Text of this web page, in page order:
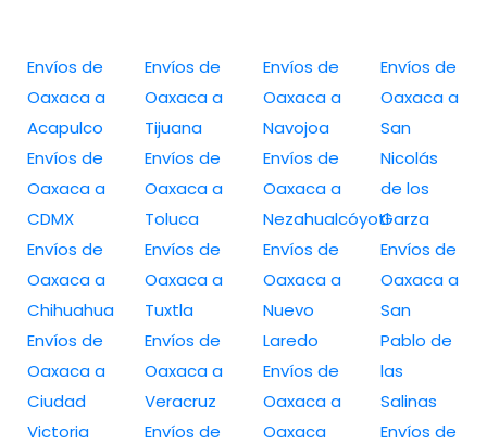
Envíos de
Oaxaca a
Acapulco
Envíos de
Oaxaca a
CDMX
Envíos de
Oaxaca a
Chihuahua
Envíos de
Oaxaca a
Ciudad
Victoria
Envíos de
Oaxaca a
Tijuana
Envíos de
Oaxaca a
Toluca
Envíos de
Oaxaca a
Tuxtla
Envíos de
Oaxaca a
Veracruz
Envíos de
Envíos de
Oaxaca a
Navojoa
Envíos de
Oaxaca a
Nezahualcóyotl
Envíos de
Oaxaca a
Nuevo
Laredo
Envíos de
Oaxaca a
Oaxaca
Envíos de
Oaxaca a
San
Nicolás
de los
Garza
Envíos de
Oaxaca a
San
Pablo de
las
Salinas
Envíos de